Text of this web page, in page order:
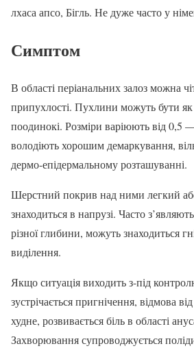
лхаса апсо, Бігль. Не дуже часто у
Симптом
В області періанальних залоз можна
припухлості. Пухлини можуть бути
поодинокі. Розміри варіюють від 0,5
володіють хорошим демаркування,
дермо-епідермальному розташуванні.
Шерстний покрив над ними легкий
знаходиться в напрузі. Часто
різної глибини, можуть знаходиться
виділення.
Якщо ситуація виходить з-під
зустрічається пригнічення, відмова
худне, розвивається біль в області
Захворювання супроводжується